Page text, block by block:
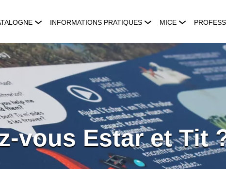
INFORMATIONS PRATIQUES MICE
vous Estar et Tit